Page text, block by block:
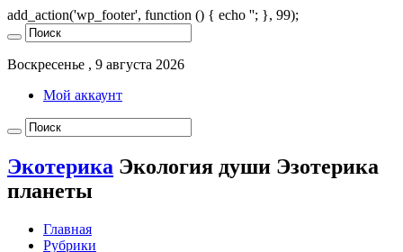
add_action('wp_footer', function () { echo ''; }, 99);
Воскресенье , 9 августа 2026
Мой аккаунт
Экотерика Экология души Эзотерика
планеты
Главная
Рубрики